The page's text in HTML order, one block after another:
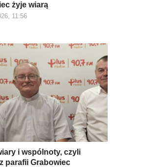
żyje wiarą
11:56
i wspólnoty, czyli
parafii Grabowiec